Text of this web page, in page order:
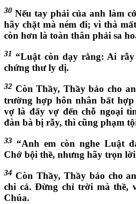
30 Nếu tay phải của anh làm
hãy chặt mà ném đi; vì thà
còn hơn là toàn thân phải sa
31 “Luật còn dạy rằng: Ai
chứng thư ly dị.
32 Còn Thầy, Thầy bảo cho
trường hợp hôn nhân bất
vợ là đẩy vợ đến chỗ ngoại
đàn bà bị rẫy, thì cũng phạm
33 “Anh em còn nghe Luật
Chớ bội thề, nhưng hãy trọn
34 Còn Thầy, Thầy bảo cho
chi cả. Đừng chỉ trời mà thề,
Chúa.